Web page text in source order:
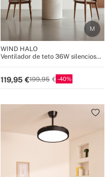
WIND HALO
Ventilador de teto 36W silencioso
119,95 199,95 40